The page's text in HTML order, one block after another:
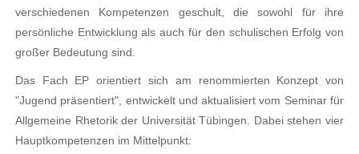
verschiedenen Kompetenzen geschult, die sowohl für ihre
persönliche Entwicklung als auch für den schulischen Erfolg von
großer Bedeutung sind.
Das Fach EP orientiert sich am renommierten Konzept von
"Jugend präsentiert", entwickelt und aktualisiert vom Seminar für
Allgemeine Rhetorik der Universität Tübingen. Dabei stehen vier
Hauptkompetenzen im Mittelpunkt: